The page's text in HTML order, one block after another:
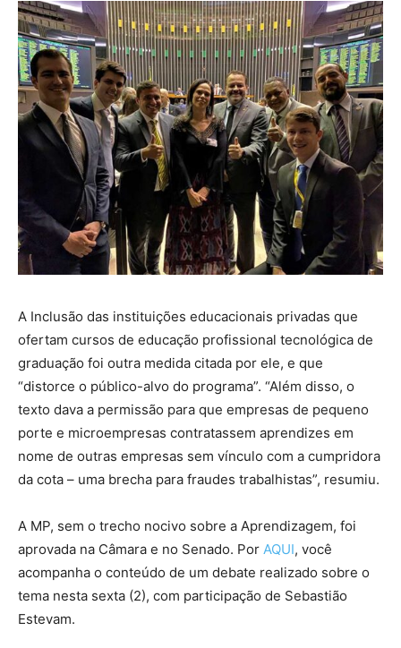
A Inclusão das instituições educacionais privadas que
ofertam cursos de educação profissional tecnológica de
graduação foi outra medida citada por ele, e que
“distorce o público-alvo do programa”. “Além disso, o
texto dava a permissão para que empresas de pequeno
porte e microempresas contratassem aprendizes em
nome de outras empresas sem vínculo com a cumpridora
da cota – uma brecha para fraudes trabalhistas”, resumiu.
A MP, sem o trecho nocivo sobre a Aprendizagem, foi
aprovada na Câmara e no Senado. Por AQUI, você
acompanha o conteúdo de um debate realizado sobre o
tema nesta sexta (2), com participação de Sebastião
Estevam.